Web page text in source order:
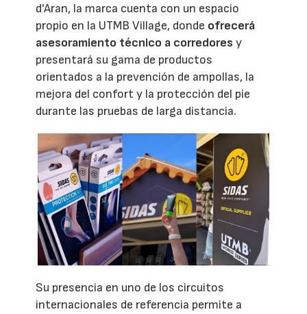
d'Aran, la marca cuenta con un espacio
propio en la UTMB Village, donde ofrecerá
asesoramiento técnico a corredores y
presentará su gama de productos
orientados a la prevención de ampollas, la
mejora del confort y la protección del pie
durante las pruebas de larga distancia.
Su presencia en uno de los circuitos
internacionales de referencia permite a